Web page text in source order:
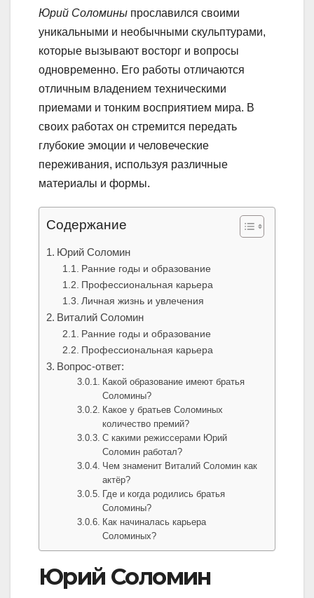
Юрий Соломины прославился своими
уникальными и необычными скульптурами,
которые вызывают восторг и вопросы
одновременно. Его работы отличаются
отличным владением техническими
приемами и тонким восприятием мира. В
своих работах он стремится передать
глубокие эмоции и человеческие
переживания, используя различные
материалы и формы.
Содержание
Юрий Соломин
Ранние годы и образование
Профессиональная карьера
Личная жизнь и увлечения
Виталий Соломин
Ранние годы и образование
Профессиональная карьера
Вопрос-ответ:
Какой образование имеют братья
Соломины?
Какое у братьев Соломиных
количество премий?
С какими режиссерами Юрий
Соломин работал?
Чем знаменит Виталий Соломин как
актёр?
Где и когда родились братья
Соломины?
Как начиналась карьера
Соломиных?
Юрий Соломин